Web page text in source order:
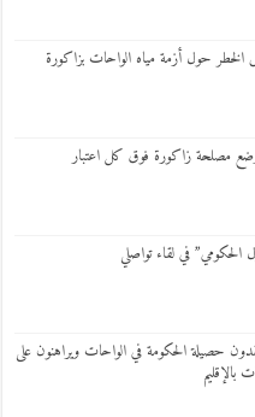
حول أزمة مياه الواحات بزاكورة
مصلحة زاكورة فوق كل اعتبار
في لقاء تواصلي
حصيلة الحكومة في الواحات ويراهنون على
بالإقليم